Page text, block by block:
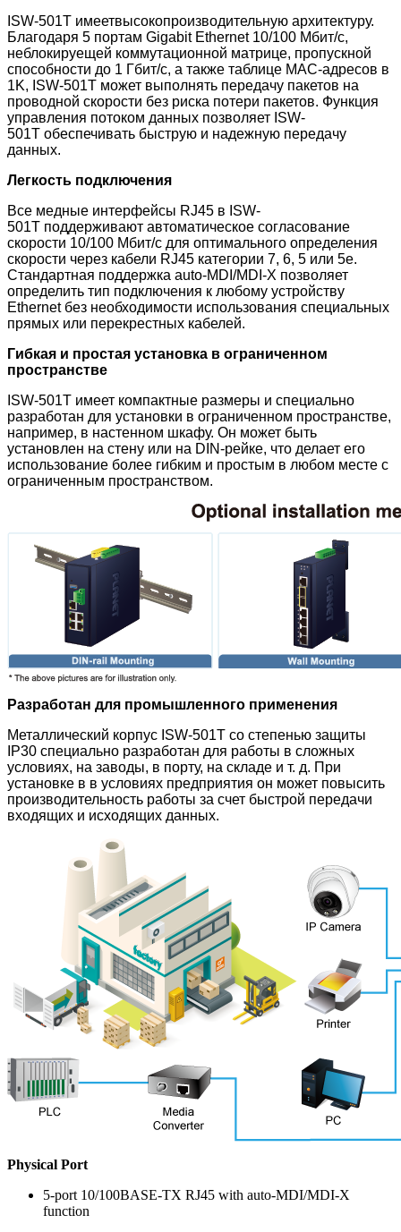
ISW-501T имеетвысокопроизводительную архитектуру.
Благодаря 5 портам Gigabit Ethernet 10/100 Мбит/с,
неблокируещей коммутационной матрице, пропускной
способности до 1 Гбит/с, а также таблице MAC-адресов в
1K, ISW-501T может выполнять передачу пакетов на
проводной скорости без риска потери пакетов. Функция
управления потоком данных позволяет ISW-
501T обеспечивать быструю и надежную передачу
данных.
Легкость подключения
Все медные интерфейсы RJ45 в ISW-
501T поддерживают автоматическое согласование
скорости 10/100 Мбит/с для оптимального определения
скорости через кабели RJ45 категории 7, 6, 5 или 5e.
Стандартная поддержка auto-MDI/MDI-X позволяет
определить тип подключения к любому устройству
Ethernet без необходимости использования специальных
прямых или перекрестных кабелей.
Гибкая и простая установка в ограниченном
пространстве
ISW-501T имеет компактные размеры и специально
разработан для установки в ограниченном пространстве,
например, в настенном шкафу. Он может быть
установлен на стену или на DIN-рейке, что делает его
использование более гибким и простым в любом месте с
ограниченным пространством.
Разработан для промышленного применения
Металлический корпус ISW-501T со степенью защиты
IP30 специально разработан для работы в сложных
условиях, на заводы, в порту, на складе и т. д. При
установке в в условиях предприятия он может повысить
производительность работы за счет быстрой передачи
входящих и исходящих данных.
Physical Port
5-port 10/100BASE-TX RJ45 with auto-MDI/MDI-X
function